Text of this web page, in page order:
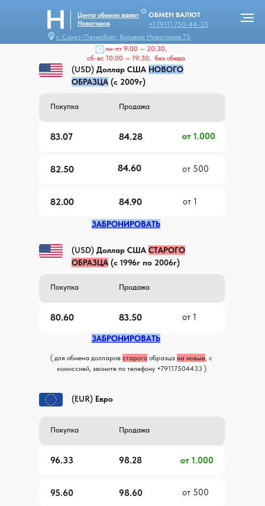
(USD) Доллар США НОВОГО
ОБРАЗЦА (с 2009г)
ЗАБРОНИРОВАТЬ
ЗАБРОНИРОВАТЬ
Покупка Продажа
83.07
82.50
82.00
84.28
84.90
84.60
от 1.000
от 500
(EUR) Евро
96.33
95.60
98.28
98.60
от 1.000
от 500
пн-пт 9:00 — 20:30,
сб-вс 10:00 — 19:30. без обеда
г. Санкт-Петербург, бульвар Новаторов 75
ОБМЕН ВАЛЮТ
+7 (911) 750-44-33
Центр обмена валют
Новаторов
( для обмена долларов старого образца на новые, с
комиссией, звоните по телефону +79117504433 )
от 1
(USD) Доллар США СТАРОГО
ОБРАЗЦА (с 1996г по 2006г)
Покупка Продажа
80.60 83.50 от 1
Продажа
Покупка